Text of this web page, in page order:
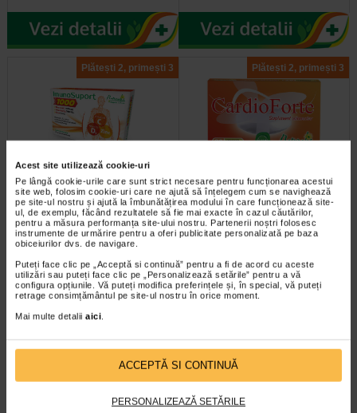
Acest site utilizează cookie-uri
Pe lângă cookie-urile care sunt strict necesare pentru funcționarea acestui
site web, folosim cookie-uri care ne ajută să înțelegem cum se navighează
pe site-ul nostru și ajută la îmbunătățirea modului în care funcționează site-
ul, de exemplu, făcând rezultatele să fie mai exacte în cazul căutărilor,
pentru a măsura performanța site-ului nostru. Partenerii noștri folosesc
instrumente de urmărire pentru a oferi publicitate personalizată pe baza
obiceiurilor dvs. de navigare.
Puteți face clic pe „Acceptă si continuă” pentru a fi de acord cu aceste
utilizări sau puteți face clic pe „Personalizează setările” pentru a vă
configura opțiunile. Vă puteți modifica preferințele și, în special, vă puteți
retrage consimțământul pe site-ul nostru în orice moment.
Mai multe detalii aici.
ACCEPTĂ SI CONTINUĂ
PERSONALIZEAZĂ SETĂRILE
Plătești 2, primești 3
ImunoSuport 1000, 30
comprimate, NATURALIS
Vitaminele C, D3 si zincul
contribuie la functionarea normala
a sistemului imunitar…
Plătești 2, primești 3
Cardioforte, 20 comprimate
filmate, NATURALIS
CardioForte de la Naturalis este un
combinatie functionala de…
ARTICOLE RECOMANDATE
orar cand calatoriti?